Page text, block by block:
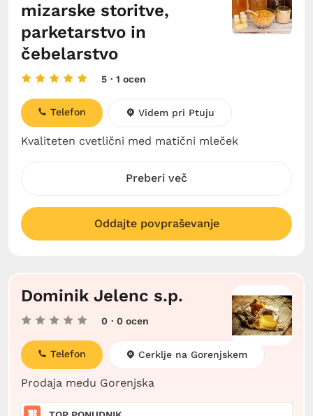
mizarske storitve,
parketarstvo in
čebelarstvo
5 · 1 ocen
Kvaliteten cvetlični med matični mleček
Telefon Videm pri Ptuju
Preberi več
Oddajte povpraševanje
Dominik Jelenc s.p.
0 · 0 ocen
Prodaja medu Gorenjska
Telefon Cerklje na Gorenjskem